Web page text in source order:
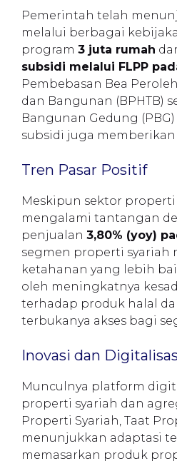
Pemerintah telah
melalui berbagai
program 3 juta rumah
subsidi melalui FLPP
Pembebasan Bea
dan Bangunan (BPHTB)
Bangunan Gedung
subsidi juga
Tren Pasar Positif
Meskipun sektor properti
mengalami tantangan
penjualan 3,80% (yoy)
segmen properti syariah
ketahanan yang lebih
oleh meningkatnya
terhadap produk halal
terbukanya akses bagi
Inovasi dan
Munculnya platform
properti syariah dan
Properti Syariah, Taat
menunjukkan adaptasi
memasarkan produk